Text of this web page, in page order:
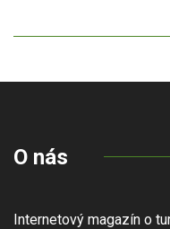
O nás
Internetový magazín o